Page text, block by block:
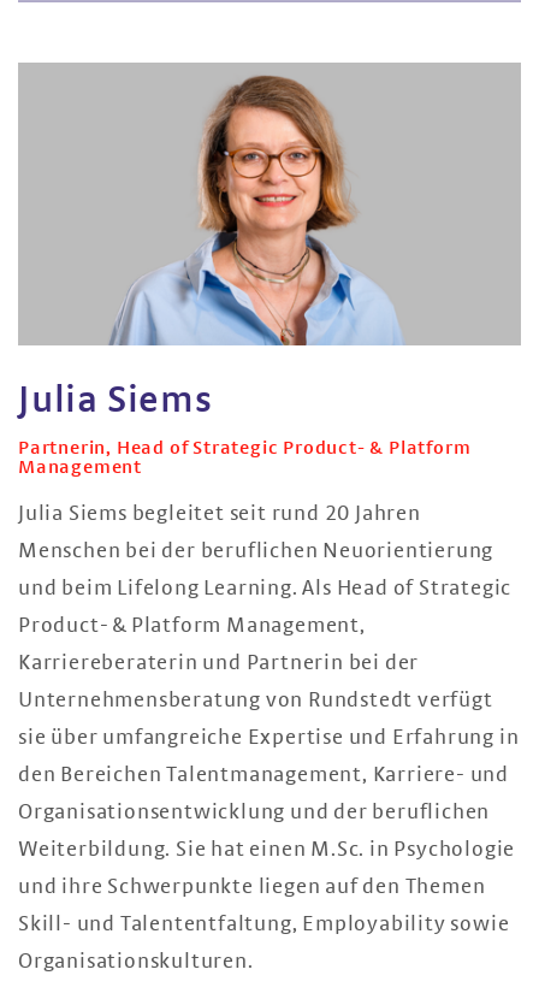
Julia Siems
Partnerin, Head of Strategic Product- & Platform
Management
Julia Siems begleitet seit rund 20 Jahren
Menschen bei der beruflichen Neuorientierung
und beim Lifelong Learning. Als Head of Strategic
Product- & Platform Management,
Karriereberaterin und Partnerin bei der
Unternehmensberatung von Rundstedt verfügt
sie über umfangreiche Expertise und Erfahrung in
den Bereichen Talentmanagement, Karriere- und
Organisationsentwicklung und der beruflichen
Weiterbildung. Sie hat einen M.Sc. in Psychologie
und ihre Schwerpunkte liegen auf den Themen
Skill- und Talententfaltung, Employability sowie
Organisationskulturen.